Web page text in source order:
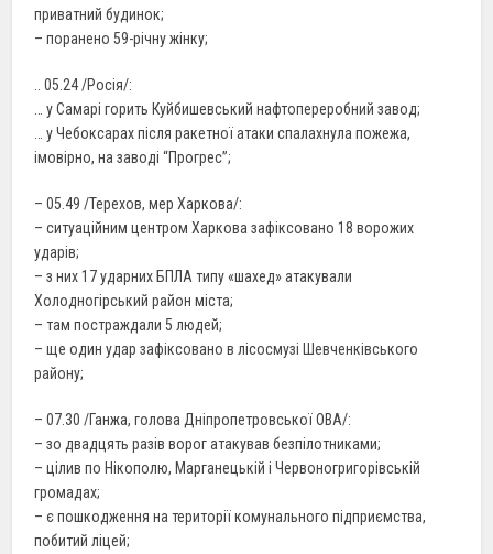
приватний будинок;
– поранено 59-річну жінку;
.. 05.24 /Росія/:
… у Самарі горить Куйбишевський нафтопереробний завод;
… у Чебоксарах після ракетної атаки спалахнула пожежа,
імовірно, на заводі “Прогрес”;
– 05.49 /Терехов, мер Харкова/:
– ситуаційним центром Харкова зафіксовано 18 ворожих
ударів;
– з них 17 ударних БПЛА типу «шахед» атакували
Холодногірський район міста;
– там постраждали 5 людей;
– ще один удар зафіксовано в лісосмузі Шевченківського
району;
– 07.30 /Ганжа, голова Дніпропетровської ОВА/:
– зо двадцять разів ворог атакував безпілотниками;
– цілив по Нікополю, Марганецькій і Червоногригорівській
громадах;
– є пошкодження на території комунального підприємства,
побитий ліцей;